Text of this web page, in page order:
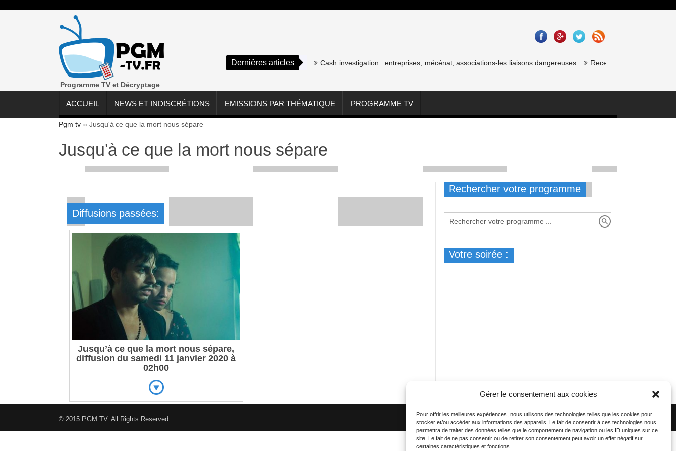
Gérer le consentement aux cookies
Pour offrir les meilleures expériences, nous utilisons des technologies telles que les cookies pour
stocker et/ou accéder aux informations des appareils. Le fait de consentir à ces technologies nous
permettra de traiter des données telles que le comportement de navigation ou les ID uniques sur ce
site. Le fait de ne pas consentir ou de retirer son consentement peut avoir un effet négatif sur
certaines caractéristiques et fonctions.
Programme TV et Décryptage
Dernières articles
M6 Film : « Slumdog Millionaire » Cash investigation : entreprises, mécénat, associations-les liaisons dangereuses Recette saumon gravlax de
ACCUEIL NEWS ET INDISCRÉTIONS EMISSIONS PAR THÉMATIQUE PROGRAMME TV
Pgm tv » Jusqu'à ce que la mort nous sépare
Jusqu'à ce que la mort nous sépare
Diffusions passées:
Jusqu’à ce que la mort nous sépare,
diffusion du samedi 11 janvier 2020 à
02h00
Rechercher votre programme
Votre soirée :
© 2015 PGM TV. All Rights Reserved.